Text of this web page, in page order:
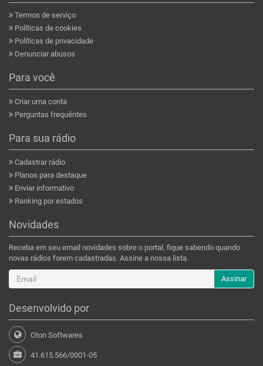
Termos de serviço
Políticas de cookies
Políticas de privacidade
Denunciar abusos
Para você
Criar uma conta
Perguntas frequêntes
Para sua rádio
Cadastrar rádio
Planos para destaque
Enviar informativo
Ranking por estados
Novidades
Receba em seu email novidades sobre o portal, fique sabendo quando
novas rádios forem cadastradas. Assine a nossa lista.
Assinar
Desenvolvido por
Oton Softwares
41.615.566/0001-05